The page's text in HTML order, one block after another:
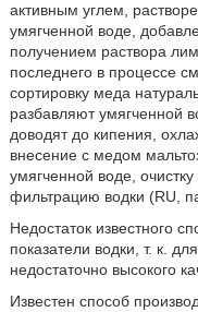
активным углем,
умягченной воде,
получением раствора
последнего в процессе
сортировку меда
разбавляют умягченной
доводят до кипения,
внесение с медом
умягченной воде,
фильтрацию водки (RU,
Недостаток известного
показатели водки, т. к.
недостаточно высокого
Известен способ